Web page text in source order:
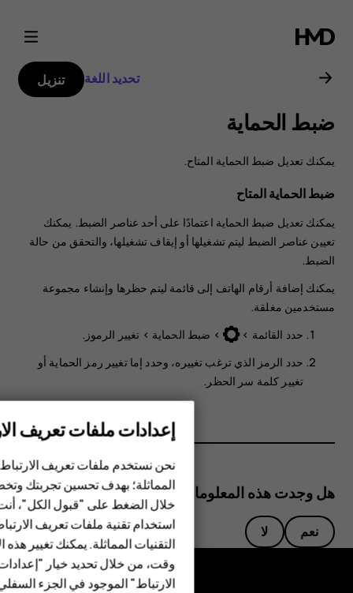
دليل
مستخدم
Nokia
3310
الهواتف الذكية
الهواتف المميزة
الأكسسوارات
HMD Terra M
تحديد اللغة تنزيل
ضبط الحماية
يمكنك تعديل ضبط الحماية المتاح.
ضبط الحماية المتاح
يمكنك تعديل ضبط الحماية اعتمادًا على أحد عناصر الضبط. يمكنك
تعيين عناصر الضبط ليتم تشغيلها أو إيقاف تشغيلها، والتحقق من حالة
الضبط.
يمكنك إضافة أرقام الهاتف إلى قائمة ليتم حظرها وإنشاء مجموعة
مستخدمين مغلقة.
حدد القائمة >
> ضبط الحماية > تغيير الرموز .
حدد الرمز الذي ترغب تغييره، وحدد إماتغيير رمز الحماية أو
تغيير كلمة سر الحظر .
هل وجدت هذه المعلومات مفيدة؟
نعم لا
إعدادات ملفات تعريف
نحن نستخدم ملفات تعريف
المماثلة؛ بهدف تحسين تجربتك
خلال الضغط على "قبول الكل"،
استخدام تقنية ملفات تعريف
التقنيات المماثلة. يمكنك تغيير
وقت، من خلال تحديد خيار
الارتباط" الموجود في الجزء